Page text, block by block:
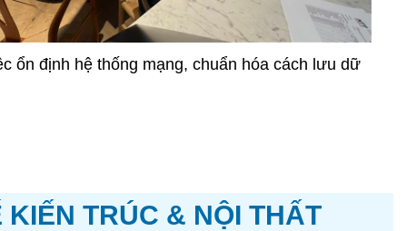
ổn định hệ thống mạng, chuẩn hóa cách lưu dữ
TRÚC & NỘI THẤT